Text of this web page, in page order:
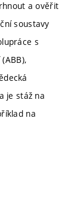
a ověřit
soustavy
s
je stáž na
na